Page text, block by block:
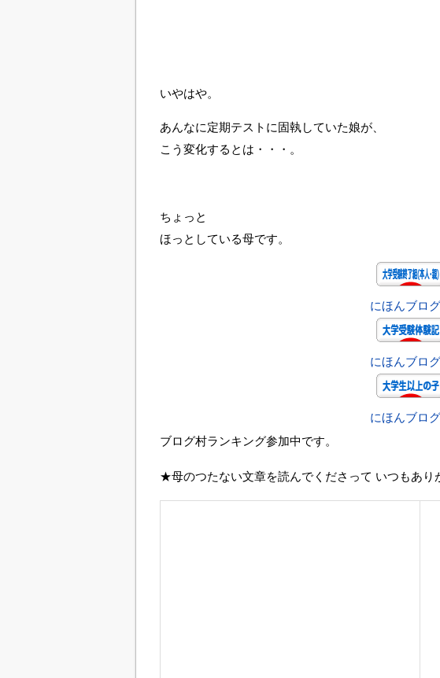
いやはや。
あんなに定期テストに固執していた娘が、
こう変化するとは・・・。
ちょっと
ほっとしている母です。
にほんブロ
にほんブロ
にほんブロ
ブログ村ランキング参加中です。
★母のつたない文章を読んでくださって いつもあり